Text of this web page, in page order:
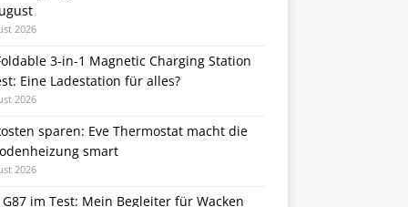
2026
3-in-1 Magnetic Charging Station
Eine Ladestation für alles?
2026
sparen: Eve Thermostat macht die
smart
2026
im Test: Mein Begleiter für Wacken